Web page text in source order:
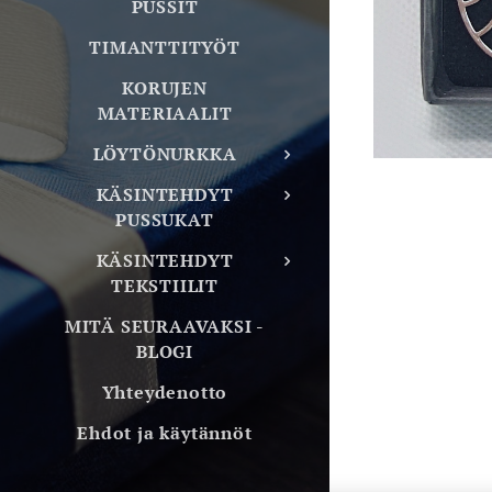
PUSSIT
TIMANTTITYÖT
KORUJEN
MATERIAALIT
LÖYTÖNURKKA
KÄSINTEHDYT
PUSSUKAT
KÄSINTEHDYT
TEKSTIILIT
MITÄ SEURAAVAKSI -
BLOGI
Yhteydenotto
Ehdot ja käytännöt